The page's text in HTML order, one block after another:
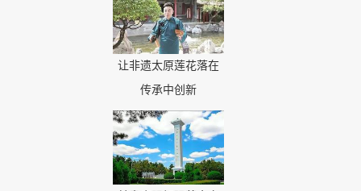
让非遗太原莲花落在
传承中创新